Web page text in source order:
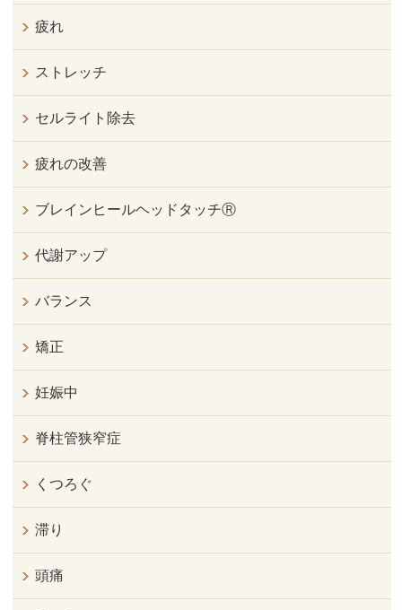
疲れ
ストレッチ
セルライト除去
疲れの改善
ブレインヒールヘッドタッチⓇ
代謝アップ
バランス
矯正
妊娠中
脊柱管狭窄症
くつろぐ
滞り
頭痛